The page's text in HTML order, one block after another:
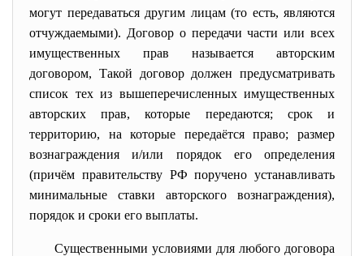
могут передаваться другим лицам (то есть, являются
отчуждаемыми). Договор о передачи части или всех
имущественных прав называется авторским
договором, Такой договор должен предусматривать
список тех из вышеперечисленных имущественных
авторских прав, которые передаются; срок и
территорию, на которые передаётся право; размер
вознаграждения и/или порядок его определения
(причём правительству РФ поручено устанавливать
минимальные ставки авторского вознаграждения),
порядок и сроки его выплаты.
Существенными условиями для любого договора